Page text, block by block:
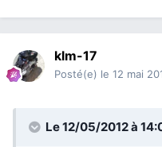
klm-17
Posté(e) le 12 mai
Le 12/05/2012 à